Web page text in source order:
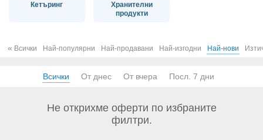
Кетъринг
Хранителни
продукти
« Всички Най-популярни Най-продавани Най-изгодни Най-нови
Всички От днес От вчера Посл. 7 дни
Не открихме оферти по избраните
филтри.